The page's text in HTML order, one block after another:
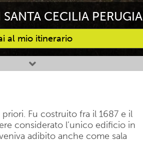
CECILIA PERUGIA
al mio itinerario
Fu costruito fra il 1687 e il
considerato l’unico edificio in
adibito anche come sala